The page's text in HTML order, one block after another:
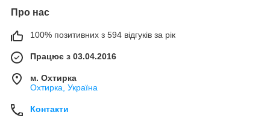
Про нас
100% позитивних з 594 відгуків за рік
Працює з 03.04.2016
м. Охтирка
Охтирка, Україна
Контакти